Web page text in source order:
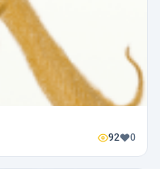
92 0